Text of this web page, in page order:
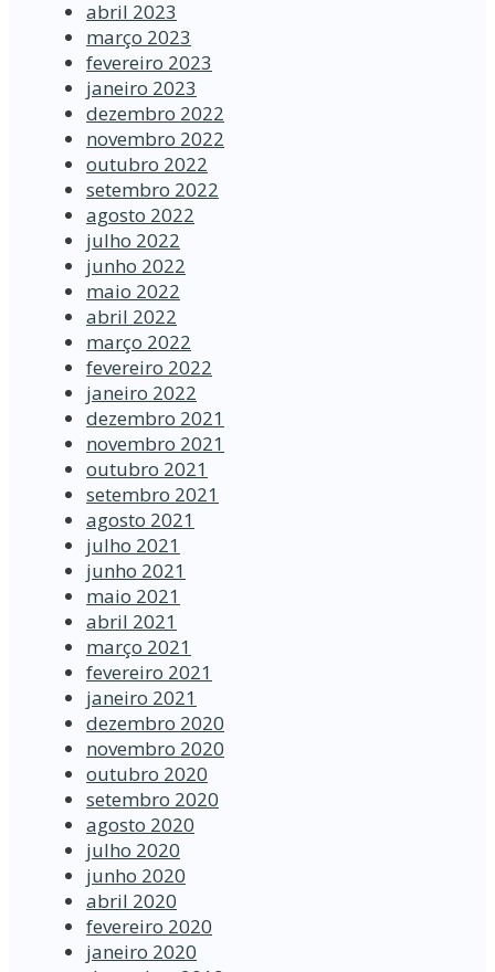
abril 2023
março 2023
fevereiro 2023
janeiro 2023
dezembro 2022
novembro 2022
outubro 2022
setembro 2022
agosto 2022
julho 2022
junho 2022
maio 2022
abril 2022
março 2022
fevereiro 2022
janeiro 2022
dezembro 2021
novembro 2021
outubro 2021
setembro 2021
agosto 2021
julho 2021
junho 2021
maio 2021
abril 2021
março 2021
fevereiro 2021
janeiro 2021
dezembro 2020
novembro 2020
outubro 2020
setembro 2020
agosto 2020
julho 2020
junho 2020
abril 2020
fevereiro 2020
janeiro 2020